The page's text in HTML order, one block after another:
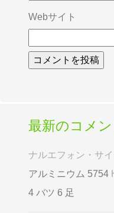
Webサイト
最新のコメン
ナルエフォン・サ
アルミニウム 5754
4 バツ 6 足